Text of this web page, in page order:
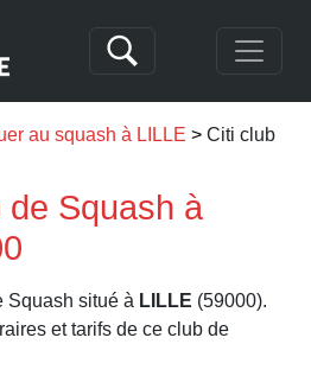
au squash à LILLE Citi club
de Squash à
Squash situé à LILLE (59000).
et tarifs de ce club de